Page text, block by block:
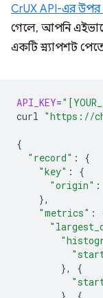
CrUX API-এর উপর
গেলে, আপনি এইভাবে
একটি স্ন্যাপশট
API_KEY=
curl "https://
{
"record" :
{
"key" :
{
"origin" :
}
"metrics" :
},
{